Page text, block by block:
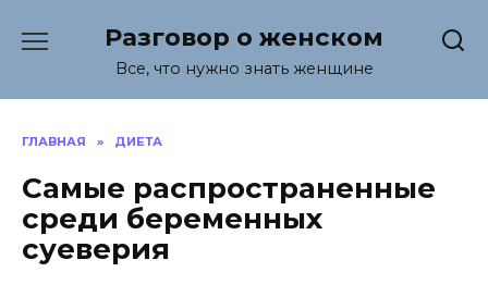
содержанию
Разговор о женском
Все, что нужно знать женщине
ГЛАВНАЯ » ДИЕТА
Самые распространенные
среди беременных
суеверия